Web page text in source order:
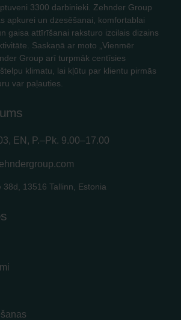
3300 darbinieki. Zehnder Group
apkurei un dzesēšanai, komfortablai
gaisa attīrīšanai raksturo izcilais dizains
Saskaņā ar moto „Vienmēr
Group arī turpmāk centīsies
klimatu, lai kļūtu par klientu pirmās
var paļauties.
EN, P.–Pk. 9.00–17.00
38d, 13516 Tallinn, Estonia